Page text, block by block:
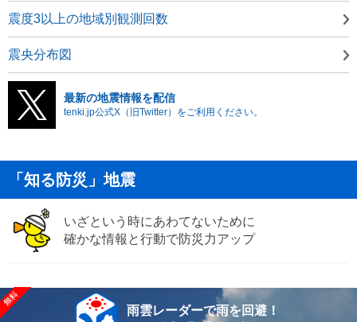
震度3以上の地域別観測回数
震央分布図
最新の地震情報を配信
tenki.jp公式X（旧Twitter）をご利用ください。
「知る防災」地震
いざという時にあわてないために
確かな情報と行動で防災力アップ
雨雲レーダーで雨を回避！